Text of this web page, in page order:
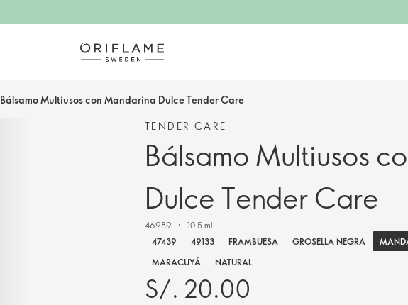
Bálsamo Multiusos con Mandarina Dulce Tender Care
TENDER CARE
Bálsamo Multiusos
Dulce Tender Care
46989
10.5 ml.
47439
49133 FRAMBUESA GROSELLA NEGRA
MARACUYÁ
NATURAL
S/. 20.00